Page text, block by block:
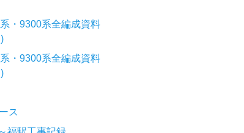
・9300系全編成資料
・9300系全編成資料
ス